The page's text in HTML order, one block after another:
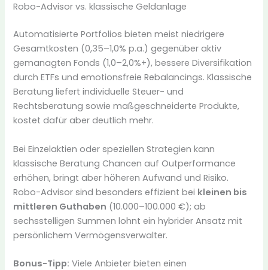
Robo-Advisor vs. klassische Geldanlage
Automatisierte Portfolios bieten meist niedrigere
Gesamtkosten (0,35–1,0% p.a.) gegenüber aktiv
gemanagten Fonds (1,0–2,0%+), bessere Diversifikation
durch ETFs und emotionsfreie Rebalancings. Klassische
Beratung liefert individuelle Steuer- und
Rechtsberatung sowie maßgeschneiderte Produkte,
kostet dafür aber deutlich mehr.
Bei Einzelaktien oder speziellen Strategien kann
klassische Beratung Chancen auf Outperformance
erhöhen, bringt aber höheren Aufwand und Risiko.
Robo-Advisor sind besonders effizient bei kleinen bis
mittleren Guthaben (10.000–100.000 €); ab
sechsstelligen Summen lohnt ein hybrider Ansatz mit
persönlichem Vermögensverwalter.
Bonus-Tipp: Viele Anbieter bieten einen